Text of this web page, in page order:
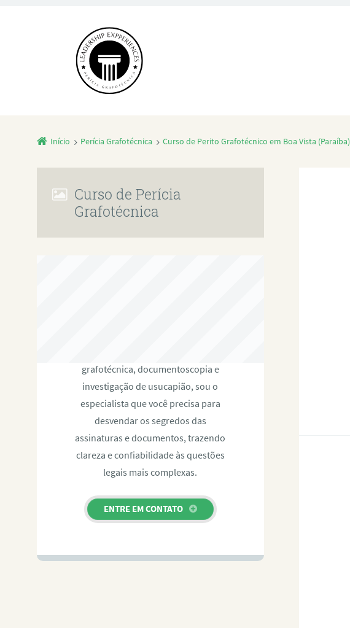
Início Perícia Grafotécnica Curso de Perito Grafotécnico em Boa Vista (Paraíba)
Curso de Perícia
Grafotécnica
grafotécnica, documentoscopia e
investigação de usucapião, sou o
especialista que você precisa para
desvendar os segredos das
assinaturas e documentos, trazendo
clareza e confiabilidade às questões
legais mais complexas.
ENTRE EM CONTATO